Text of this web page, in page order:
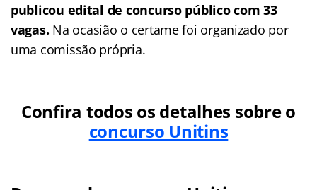
publicou edital de concurso público com 33
vagas. Na ocasião o certame foi organizado por
uma comissão própria.
Confira todos os detalhes sobre o
concurso Unitins